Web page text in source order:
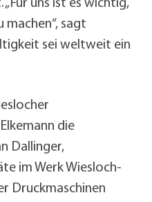
uns ist es wichtig,
machen“, sagt
sei weltweit ein
die
Dallinger,
im Werk Wiesloch-
Druckmaschinen